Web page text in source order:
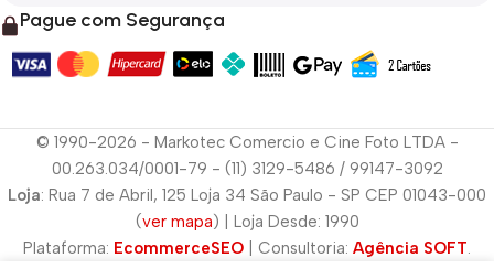
Pague com Segurança
© 1990-2026 - Markotec Comercio e Cine Foto LTDA -
00.263.034/0001-79 - (11) 3129-5486 / 99147-3092
Loja: Rua 7 de Abril, 125 Loja 34 São Paulo - SP CEP 01043-000
(ver mapa) | Loja Desde: 1990
Plataforma: EcommerceSEO | Consultoria: Agência SOFT.